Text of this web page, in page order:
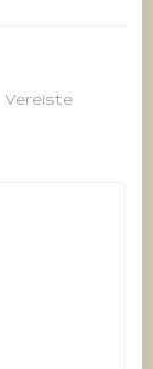
Vereiste